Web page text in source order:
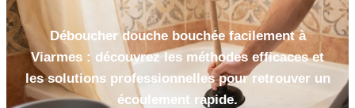
Déboucher douche bouchée facilement à
Viarmes : découvrez les méthodes efficaces et
les solutions professionnelles pour retrouver un
écoulement rapide.